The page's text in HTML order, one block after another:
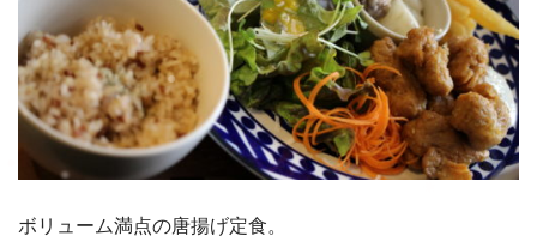
ボリューム満点の唐揚げ定食。